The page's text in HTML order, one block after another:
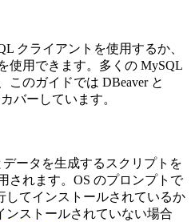
クライアントを使用するか、
使用できます。多くの MySQL
このガイドでは DBeaver と
バーしています。
データを生成するスクリプトを
されます。OS のプロンプトで
してインストールされているか
ンストールされていない場合